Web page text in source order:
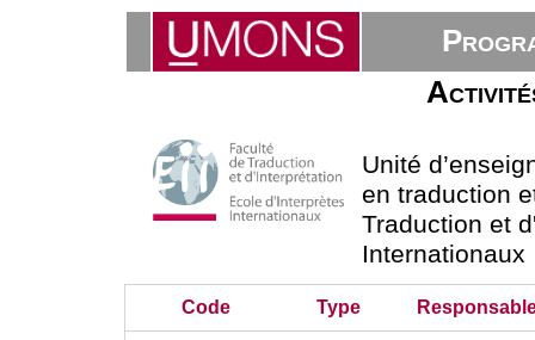
Unité
en traduction
Traduction et
Internationaux
Code Type